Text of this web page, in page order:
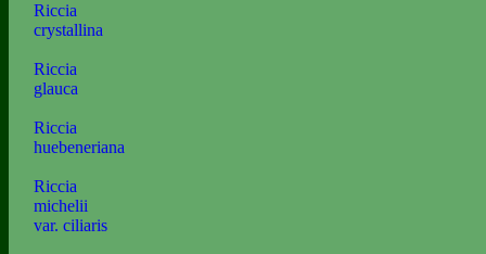
Riccia
crystallina
Riccia
glauca
Riccia
huebeneriana
Riccia
michelii
var. ciliaris